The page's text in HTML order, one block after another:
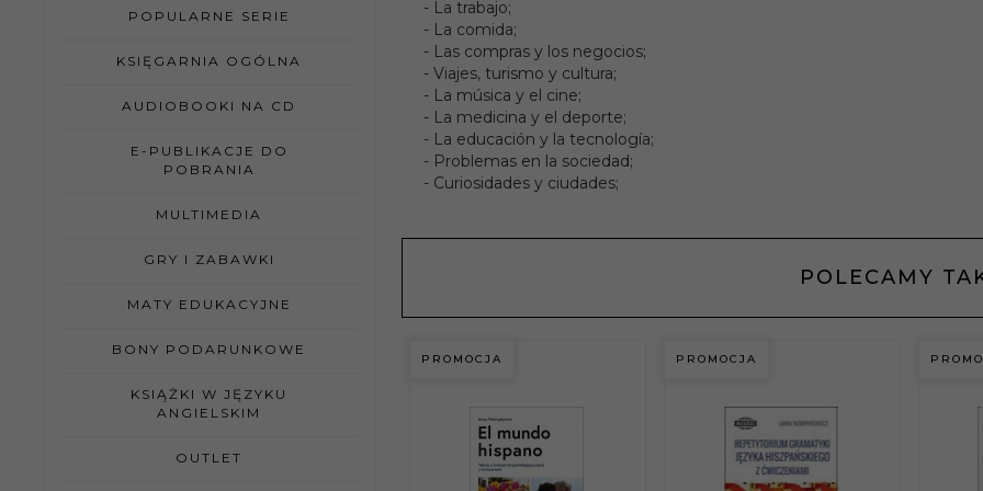
POPULARNE SERIE
KSIĘGARNIA OGÓLNA
AUDIOBOOKI NA CD
E-PUBLIKACJE DO
POBRANIA
MULTIMEDIA
GRY I ZABAWKI
MATY EDUKACYJNE
BONY PODARUNKOWE
KSIĄŻKI W JĘZYKU
ANGIELSKIM
OUTLET
- La trabajo;
- La comida;
- Las compras y los negocios;
- Viajes, turismo y cultura;
- La música y el cine;
- La medicina y el deporte;
- La educación y la tecnología;
- Problemas en la sociedad;
- Curiosidades y ciudades;
stron:
Format: 16,5 x 23,5
ISBN: 978-83-63685-38-6
POLECAMY
PROMOCJA PROMOCJA